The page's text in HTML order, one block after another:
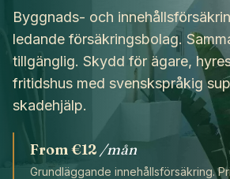
Förstå självrisk
Begär offert
Vad du ska göra vid nödsituation
Täckningsområde
Spanska försäkringstermer
Kundrecensioner
Byggnads- och
ledande försäkringsbolag.
tillgänglig. Skydd för ägare,
fritidshus med svenskspråkig
skadehjälp.
From€12 /mån
Grundläggande innehållsförsäkring.